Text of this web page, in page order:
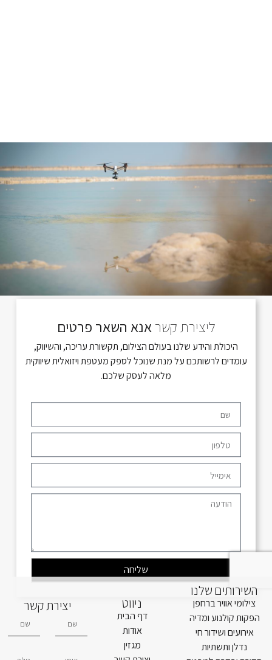
ליצירת קשראנא השאר פרטים
היכולת והידע שלנו בעולם הצילום, תקשורת עריכה, והשיווק,
עומדים לרשותכם על מנת שנוכל לספק מעטפת ויזואלית שיווקית
מלאה לעסק שלכם.
שליחה
השירותים שלנו
צילומי אוויר ברחפן
הפקות קולנוע ומדיה
אירועים ושידור חי
נדלן ותשתיות
ניווט
דף הבית
אודות
מגזין
יצירת קשר